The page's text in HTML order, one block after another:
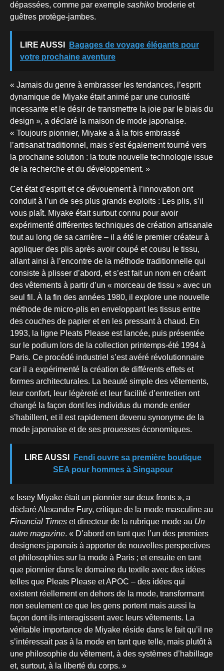
dépassées, comme par exemple sashiko broderie et
guêtres protège-jambes.
LIRE AUSSI
Bagages de voyage élégants pour
votre prochaine aventure
« Jamais du genre à embrasser les tendances, l’esprit
dynamique de Miyake était animé par une curiosité
incessante et le désir de transmettre la joie par le biais du
design », a déclaré la maison de mode japonaise.
« Toujours pionnier, Miyake a à la fois embrassé
l’artisanat traditionnel, mais s’est également tourné vers
la prochaine solution : la toute nouvelle technologie issue
de la recherche et du développement. »
Cet état d’esprit et ce dévouement à l’innovation ont
conduit à l’un de ses plus grands exploits : Les plis, s’il
vous plaît. Miyake était surtout connu pour avoir
expérimenté différentes techniques de création artisanale
tout au long de sa carrière – il a été le premier créateur à
appliquer des plis après avoir coupé et cousu le tissu,
allant ainsi à l’encontre de la méthode traditionnelle qui
consiste à plisser d’abord, et s’est fait un nom en créant
des vêtements à partir d’un « morceau de tissu » avec un
seul fil. À la fin des années 1980, il explore une nouvelle
méthode de micro-plis en enveloppant les tissus entre
des couches de papier et en les pressant à chaud. En
1993, la ligne Pleats Please est lancée, puis présentée
sur le podium lors de la collection printemps-été 1994 à
Paris. Ce procédé industriel s’est avéré révolutionnaire
car il a expérimenté la création de différents effets et
formes architecturales. La beauté simple des vêtements,
leur confort, leur légèreté et leur facilité d’entretien ont
changé la façon dont les individus du monde entier
s’habillent, et il est rapidement devenu synonyme de la
mode japonaise et de ses prouesses économiques.
LIRE AUSSI
Fendi ouvre sa première boutique
SEA pour hommes à Singapour
« Issey Miyake était un pionnier sur deux fronts », a
déclaré Alexander Fury, critique de la mode masculine au
Financial Times et directeur de la rubrique mode au Un
autre magazine. « D’abord en tant que l’un des premiers
designers japonais à apporter de nouvelles perspectives
et philosophies sur la mode à Paris ; et ensuite en tant
que pionnier dans le domaine du textile avec des idées
telles que Pleats Please et APOC – des idées qui
existent réellement en dehors de la mode, transformant
non seulement ce que les gens portent mais aussi la
façon dont ils interagissent avec leurs vêtements. La
véritable importance de Miyake réside dans le fait qu’il ne
s’intéressait pas à la mode en tant que telle, mais plutôt à
une philosophie du vêtement, à des systèmes d’habillage
et, surtout, à la liberté du corps. »